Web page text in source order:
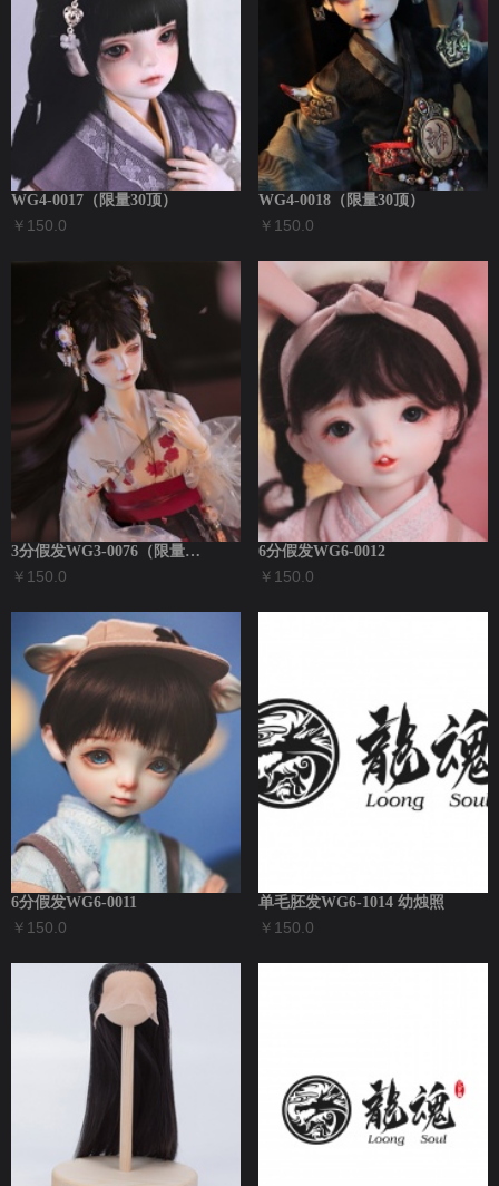
WG4-0017（限量30顶）
￥150.0
WG4-0018（限量30顶）
￥150.0
3分假发WG3-0076（限量30顶）
￥150.0
6分假发WG6-0012
￥150.0
6分假发WG6-0011
￥150.0
单毛胚发WG6-1014 幼烛照
￥150.0